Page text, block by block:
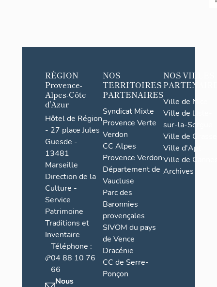
l'allée
parcours
dense et
courbes,
souligné
Cette
mur courbe
volutes
RÉGION
Provence-
Alpes-Côte
d'Azur
Hôtel de Région
- 27 place Jules
Guesde -
13481
Marseille
Direction de la
Culture -
Service
Patrimoine
Traditions et
Inventaire
Téléphone :
04 88 10 76
66
Nous
NOS
TERRITOIRES
PARTENAIRES
Syndicat Mixte
Provence Verte
Verdon
CC Alpes
Provence Verdon
Département de
Vaucluse
Parc des
Baronnies
provençales
SIVOM du pays
de Vence
Dracénie
CC de Serre-
Ponçon
NOS VILLES
Ville de Nice
Ville de l'Isle-
sur-la-Sorgue
Ville de Grasse
Ville d'Apt
Ville de
Archives